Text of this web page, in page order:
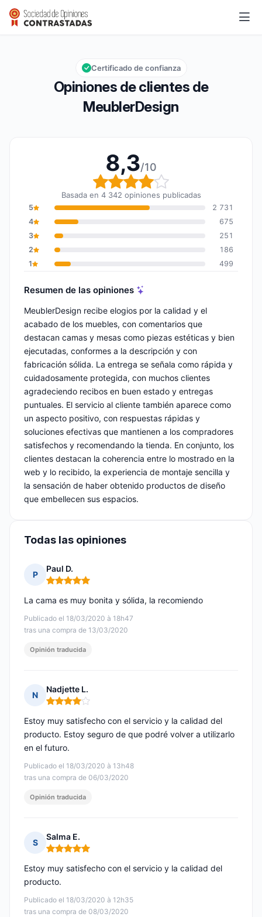
MeublerDesign
Calificación global: 8,3 de 10
8,3/10
Opiniones de clientes de
MeublerDesign
Certificado de confianza
8,3/10
Calificación global: 8,3
Basada en 4 342 opiniones publicadas
5
2 731
4
675
3
251
2
186
1
499
Resumen de las opiniones
MeublerDesign recibe elogios por la calidad y el
acabado de los muebles, con comentarios que
destacan camas y mesas como piezas estéticas y bien
ejecutadas, conformes a la descripción y con
fabricación sólida. La entrega se señala como rápida y
cuidadosamente protegida, con muchos clientes
agradeciendo recibos en buen estado y entregas
puntuales. El servicio al cliente también aparece como
un aspecto positivo, con respuestas rápidas y
soluciones efectivas que mantienen a los compradores
satisfechos y recomendando la tienda. En conjunto, los
clientes destacan la coherencia entre lo mostrado en la
web y lo recibido, la experiencia de montaje sencilla y
la sensación de haber obtenido productos de diseño
que embellecen sus espacios.
Todas las opiniones
P
Paul D.
Nota: 5 de 5
Publicado el 18/03/2020 à 18h47
tras una compra de 13/03/2020
La cama es muy bonita y sólida, la recomiendo
Opinión traducida
N
Nadjette L.
Nota: 4 de 5
Publicado el 18/03/2020 à 13h48
tras una compra de 06/03/2020
Estoy muy satisfecho con el servicio y la calidad del
producto. Estoy seguro de que podré volver a utilizarlo
en el futuro.
Opinión traducida
S
Salma E.
Nota: 5 de 5
Publicado el 18/03/2020 à 12h35
tras una compra de 08/03/2020
Estoy muy satisfecho con el servicio y la calidad del
producto.